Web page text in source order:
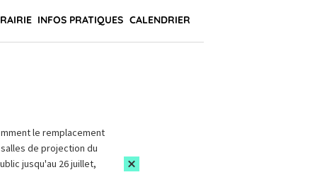
INFOS PRATIQUES CALENDRIER
le remplacement
de projection du
jusqu'au 26 juillet,